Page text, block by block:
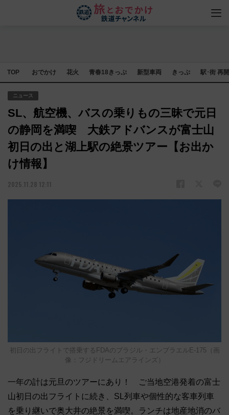
TOP おでかけ 花火 青春18きっぷ 新型車両 きっぷ 駅･街 再
ニュース
SL、航空機、バスの乗りもの三昧で元日
の静岡を満喫 大鉄アドバンスが富士山
初日の出と湖上駅の絶景ツアー【お出か
け情報】
2025.11.28 12:11
初日の出フライトで搭乗するFDAのブラジル・エンブラエルE-175（画
像：フジドリームエアラインズ）
一年の計は元旦のツアーにあり！ ご当地空港発着の富士
山初日の出フライトに続き、SL列車や個性的な客車列車
を乗り継いで奥大井の絶景を満喫。ランチは地産地消のバ